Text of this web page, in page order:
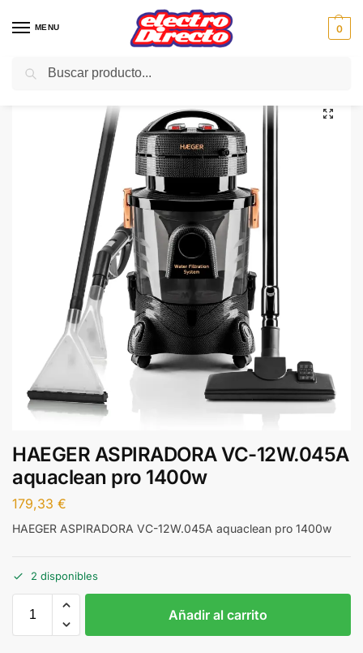
MENU 0
Inicio PAE / Hogar Aspiradoras
HAEGER ASPIRADORA VC-12W.045A
aquaclean pro 1400w
179,33 €
HAEGER ASPIRADORA VC-12W.045A aquaclean pro 1400w
2 disponibles
Añadir al carrito